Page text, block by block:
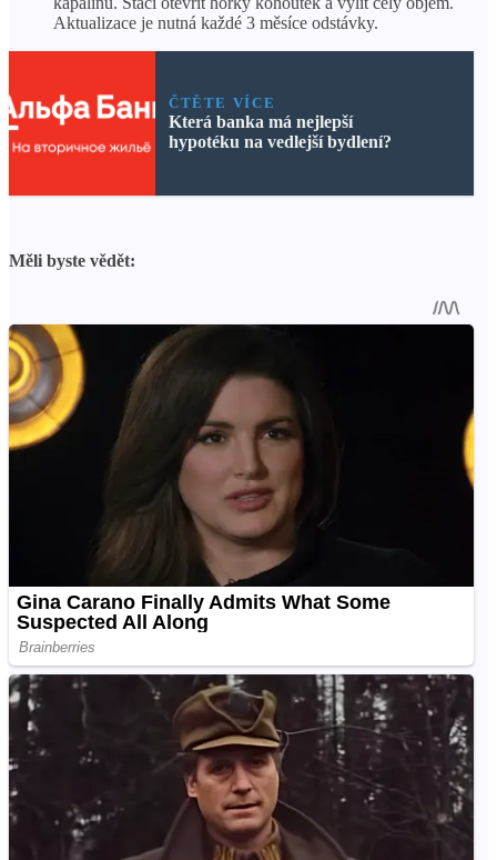
Aktualizace je nutná každé 3 měsíce odstávky.
ČTĚTE VÍCE
Která banka má nejlepší
hypotéku na vedlejší bydlení?
Měli byste vědět: